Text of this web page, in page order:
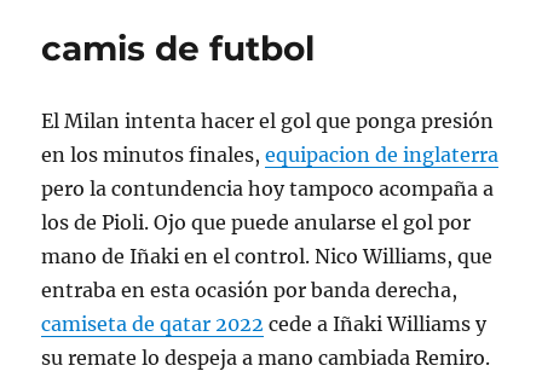
camis de futbol
El Milan intenta hacer el gol que ponga presión
en los minutos finales,equipacion de inglaterra
pero la contundencia hoy tampoco acompaña a
los de Pioli. Ojo que puede anularse el gol por
mano de Iñaki en el control. Nico Williams, que
entraba en esta ocasión por banda derecha,
camiseta de qatar 2022 cede a Iñaki Williams y
su remate lo despeja a mano cambiada Remiro.